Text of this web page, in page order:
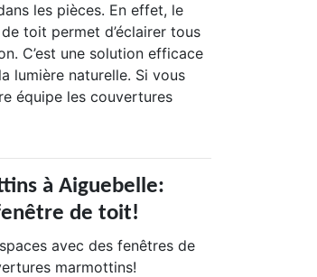
les pièces. En effet, le
toit permet d’éclairer tous
C’est une solution efficace
lumière naturelle. Si vous
équipe les couvertures
à Aiguebelle:
de toit!
avec des fenêtres de
marmottins!